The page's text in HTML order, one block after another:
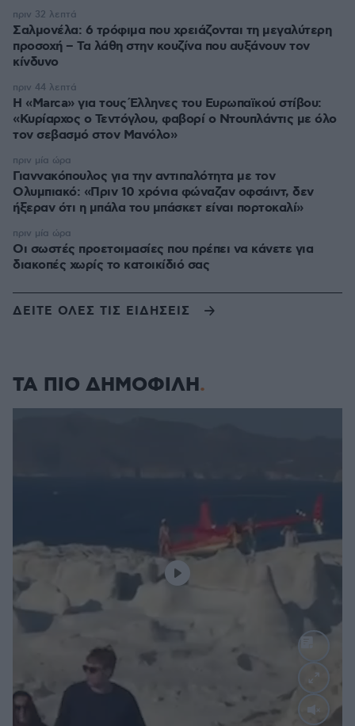
Σαλμονέλα: 6 τρόφιμα που χρειάζονται τη μεγαλύτερη
προσοχή – Τα λάθη στην κουζίνα που αυξάνουν τον
κίνδυνο
πριν 32 λεπτά
Η «Marca» για τους Έλληνες του Ευρωπαϊκού στίβου:
«Κυρίαρχος ο Τεντόγλου, φαβορί ο Ντουπλάντις με όλο
τον σεβασμό στον Μανόλο»
πριν 44 λεπτά
Γιαννακόπουλος για την αντιπαλότητα με τον
Ολυμπιακό: «Πριν 10 χρόνια φώναζαν οφσάιντ, δεν
ήξεραν ότι η μπάλα του μπάσκετ είναι πορτοκαλί»
πριν μία ώρα
Οι σωστές προετοιμασίες που πρέπει να κάνετε για
διακοπές χωρίς το κατοικίδιό σας
πριν μία ώρα
ΔΕΙΤΕ ΟΛΕΣ ΤΙΣ ΕΙΔΗΣΕΙΣ
ΤΑ ΠΙΟ ΔΗΜΟΦΙΛΗ